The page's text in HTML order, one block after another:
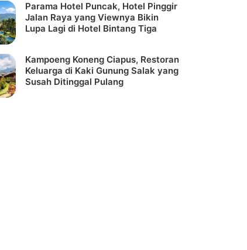
Parama Hotel Puncak, Hotel Pinggir
Jalan Raya yang Viewnya Bikin
Lupa Lagi di Hotel Bintang Tiga
Kampoeng Koneng Ciapus, Restoran
Keluarga di Kaki Gunung Salak yang
Susah Ditinggal Pulang